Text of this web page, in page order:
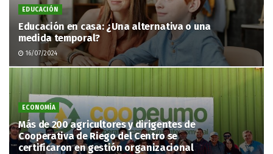
EDUCACIÓN
Educación en casa: ¿Una alternativa o una
medida temporal?
16/07/2024
ECONOMÍA
Más de 200 agricultores y dirigentes de
Cooperativa de Riego del Centro se
certificaron en gestión organizacional